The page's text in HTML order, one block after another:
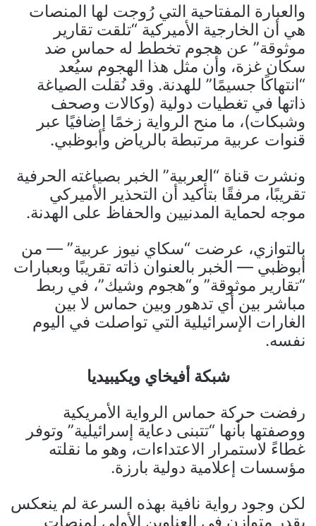
والعبارة المفتاحية التي رُوجت لها المنصات
هي أن الخارجية الأميركية “تلقت تقارير
موثوقة” عن هجوم تخطط له حماس ضد
سكان غزة، وأن مثل هذا الهجوم سيُعد
“انتهاكًا جسيمًا” للهدنة. وقد نُقلت الصياغة
ذاتها في تغطيات دولية (وكالات وصحف
وشبكات)، ما منح الرواية زخمًا إضافيًا عبر
قنوات عربية مرتبطة بالرياض وأبوظبي.
ونشرت قناة “العربية” الخبر بصياغته الحرفية
تقريبًا، مرفقًا بتأكيد أن التحذير الأميركي
موجه لحماية المدنيين والحفاظ على الهدنة.
بالتوازي، عرضت “سكاي نيوز عربية” — من
أبوظبي — الخبر بالعنوان ذاته تقريبًا وبعبارات
“تقارير موثوقة” و“هجوم وشيك”، في ربط
مباشر بين أي تدهور وبين حماس لا بين
الغارات الإسرائيلية التي تواصلت في اليوم
نفسه.
شبكة أفيخاي ويكيبيديا
رفضت حركة حماس الرواية الأمريكية
ووصفتها بأنها “تتبنى دعاية إسرائيلية” وتوفر
غطاءً لاستمرار الاعتداءات، وهو ما نقلته
مؤسسات إعلامية دولية بارزة.
لكن وجود رواية نافية بهذه السرعة لم ينعكس
بقدر متوازن في العناوين الأولى لمنصات